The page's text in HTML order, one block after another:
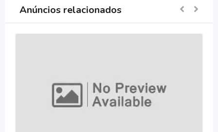
Anúncios relacionados